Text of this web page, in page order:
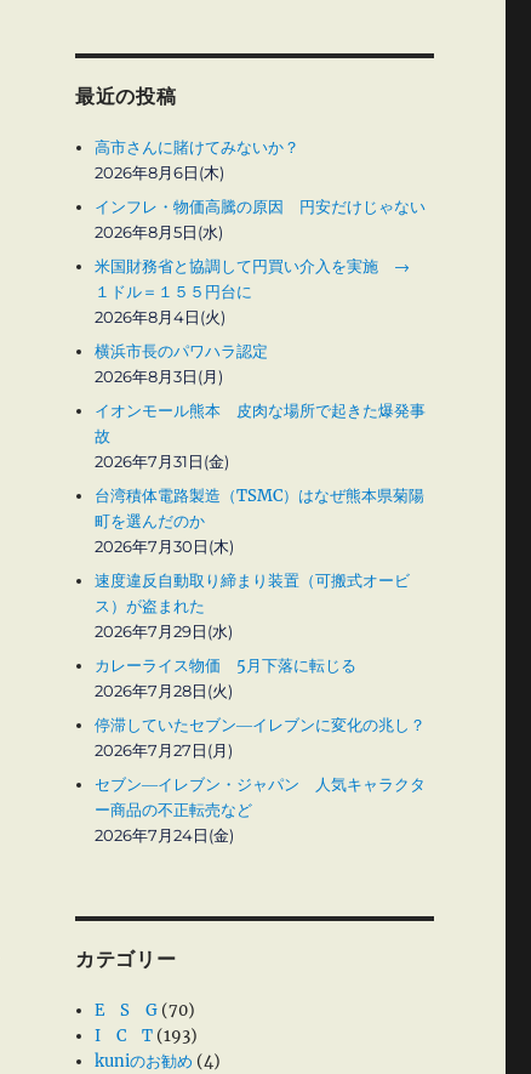
最近の投稿
高市さんに賭けてみないか？
2026年8月6日(木)
インフレ・物価高騰の原因 円安だけじゃない
2026年8月5日(水)
米国財務省と協調して円買い介入を実施 →
１ドル＝１５５円台に
2026年8月4日(火)
横浜市長のパワハラ認定
2026年8月3日(月)
イオンモール熊本 皮肉な場所で起きた爆発事
故
2026年7月31日(金)
台湾積体電路製造（TSMC）はなぜ熊本県菊陽
町を選んだのか
2026年7月30日(木)
速度違反自動取り締まり装置（可搬式オービ
ス）が盗まれた
2026年7月29日(水)
カレーライス物価 5月下落に転じる
2026年7月28日(火)
停滞していたセブン―イレブンに変化の兆し？
2026年7月27日(月)
セブン―イレブン・ジャパン 人気キャラクタ
ー商品の不正転売など
2026年7月24日(金)
カテゴリー
E S G (70)
I C T (193)
kuniのお勧め (4)